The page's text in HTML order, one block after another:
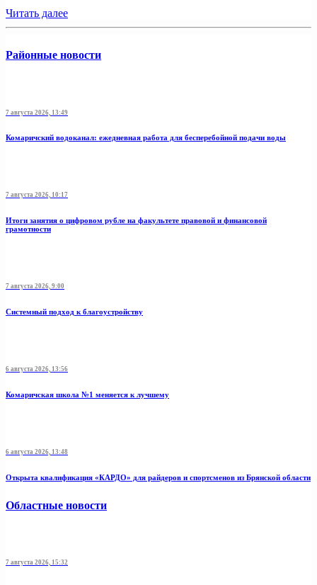
Читать далее
Районные новости
7 августа 2026, 13:49
Комаричский водоканал: ежедневная работа для бесперебойной подачи воды
7 августа 2026, 10:17
Итоги занятия о цифровом рубле на факультете правовой и финансовой
грамотности
7 августа 2026, 9:00
Системный подход к благоустройству
6 августа 2026, 13:56
Комаричская школа №1 меняется к лучшему
6 августа 2026, 13:48
Открыта квалификация «КАРДО» для райдеров и спортсменов из Брянской области
Областные новости
7 августа 2026, 15:32